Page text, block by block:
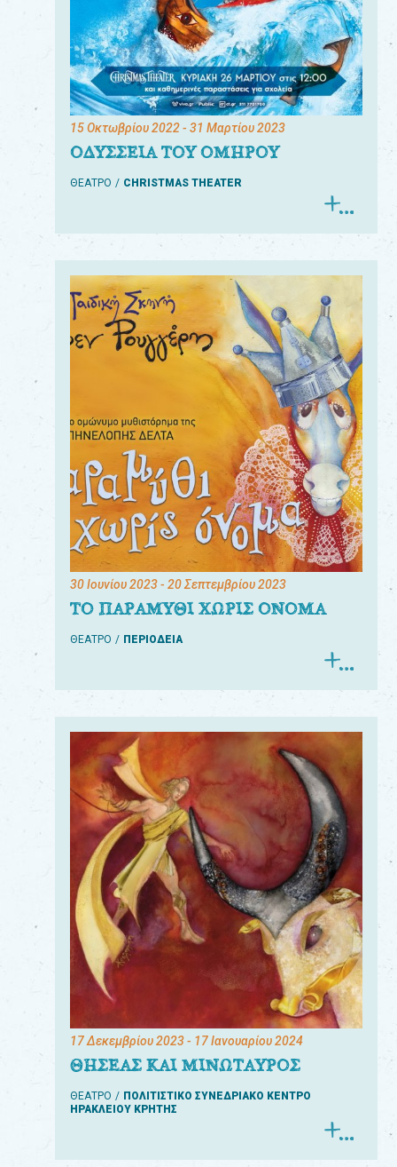
15 Οκτωβρίου 2022- 31 Μαρτίου 2023
ΟΔΥΣΣΕΙΑ ΤΟΥ ΟΜΗΡΟΥ
ΘΕΑΤΡΟ CHRISTMAS THEATER
30 Ιουνίου 2023- 20 Σεπτεμβρίου 2023
ΤΟ ΠΑΡΑΜΥΘΙ ΧΩΡΙΣ ΟΝΟΜΑ
ΘΕΑΤΡΟ ΠΕΡΙΟΔΕΙΑ
17 Δεκεμβρίου 2023- 17 Ιανουαρίου 2024
ΘΗΣΕΑΣ ΚΑΙ ΜΙΝΩΤΑΥΡΟΣ
ΘΕΑΤΡΟ
ΠΟΛΙΤΙΣΤΙΚΟ ΣΥΝΕΔΡΙΑΚΟ ΚΕΝΤΡΟ
ΗΡΑΚΛΕΙΟΥ ΚΡΗΤΗΣ